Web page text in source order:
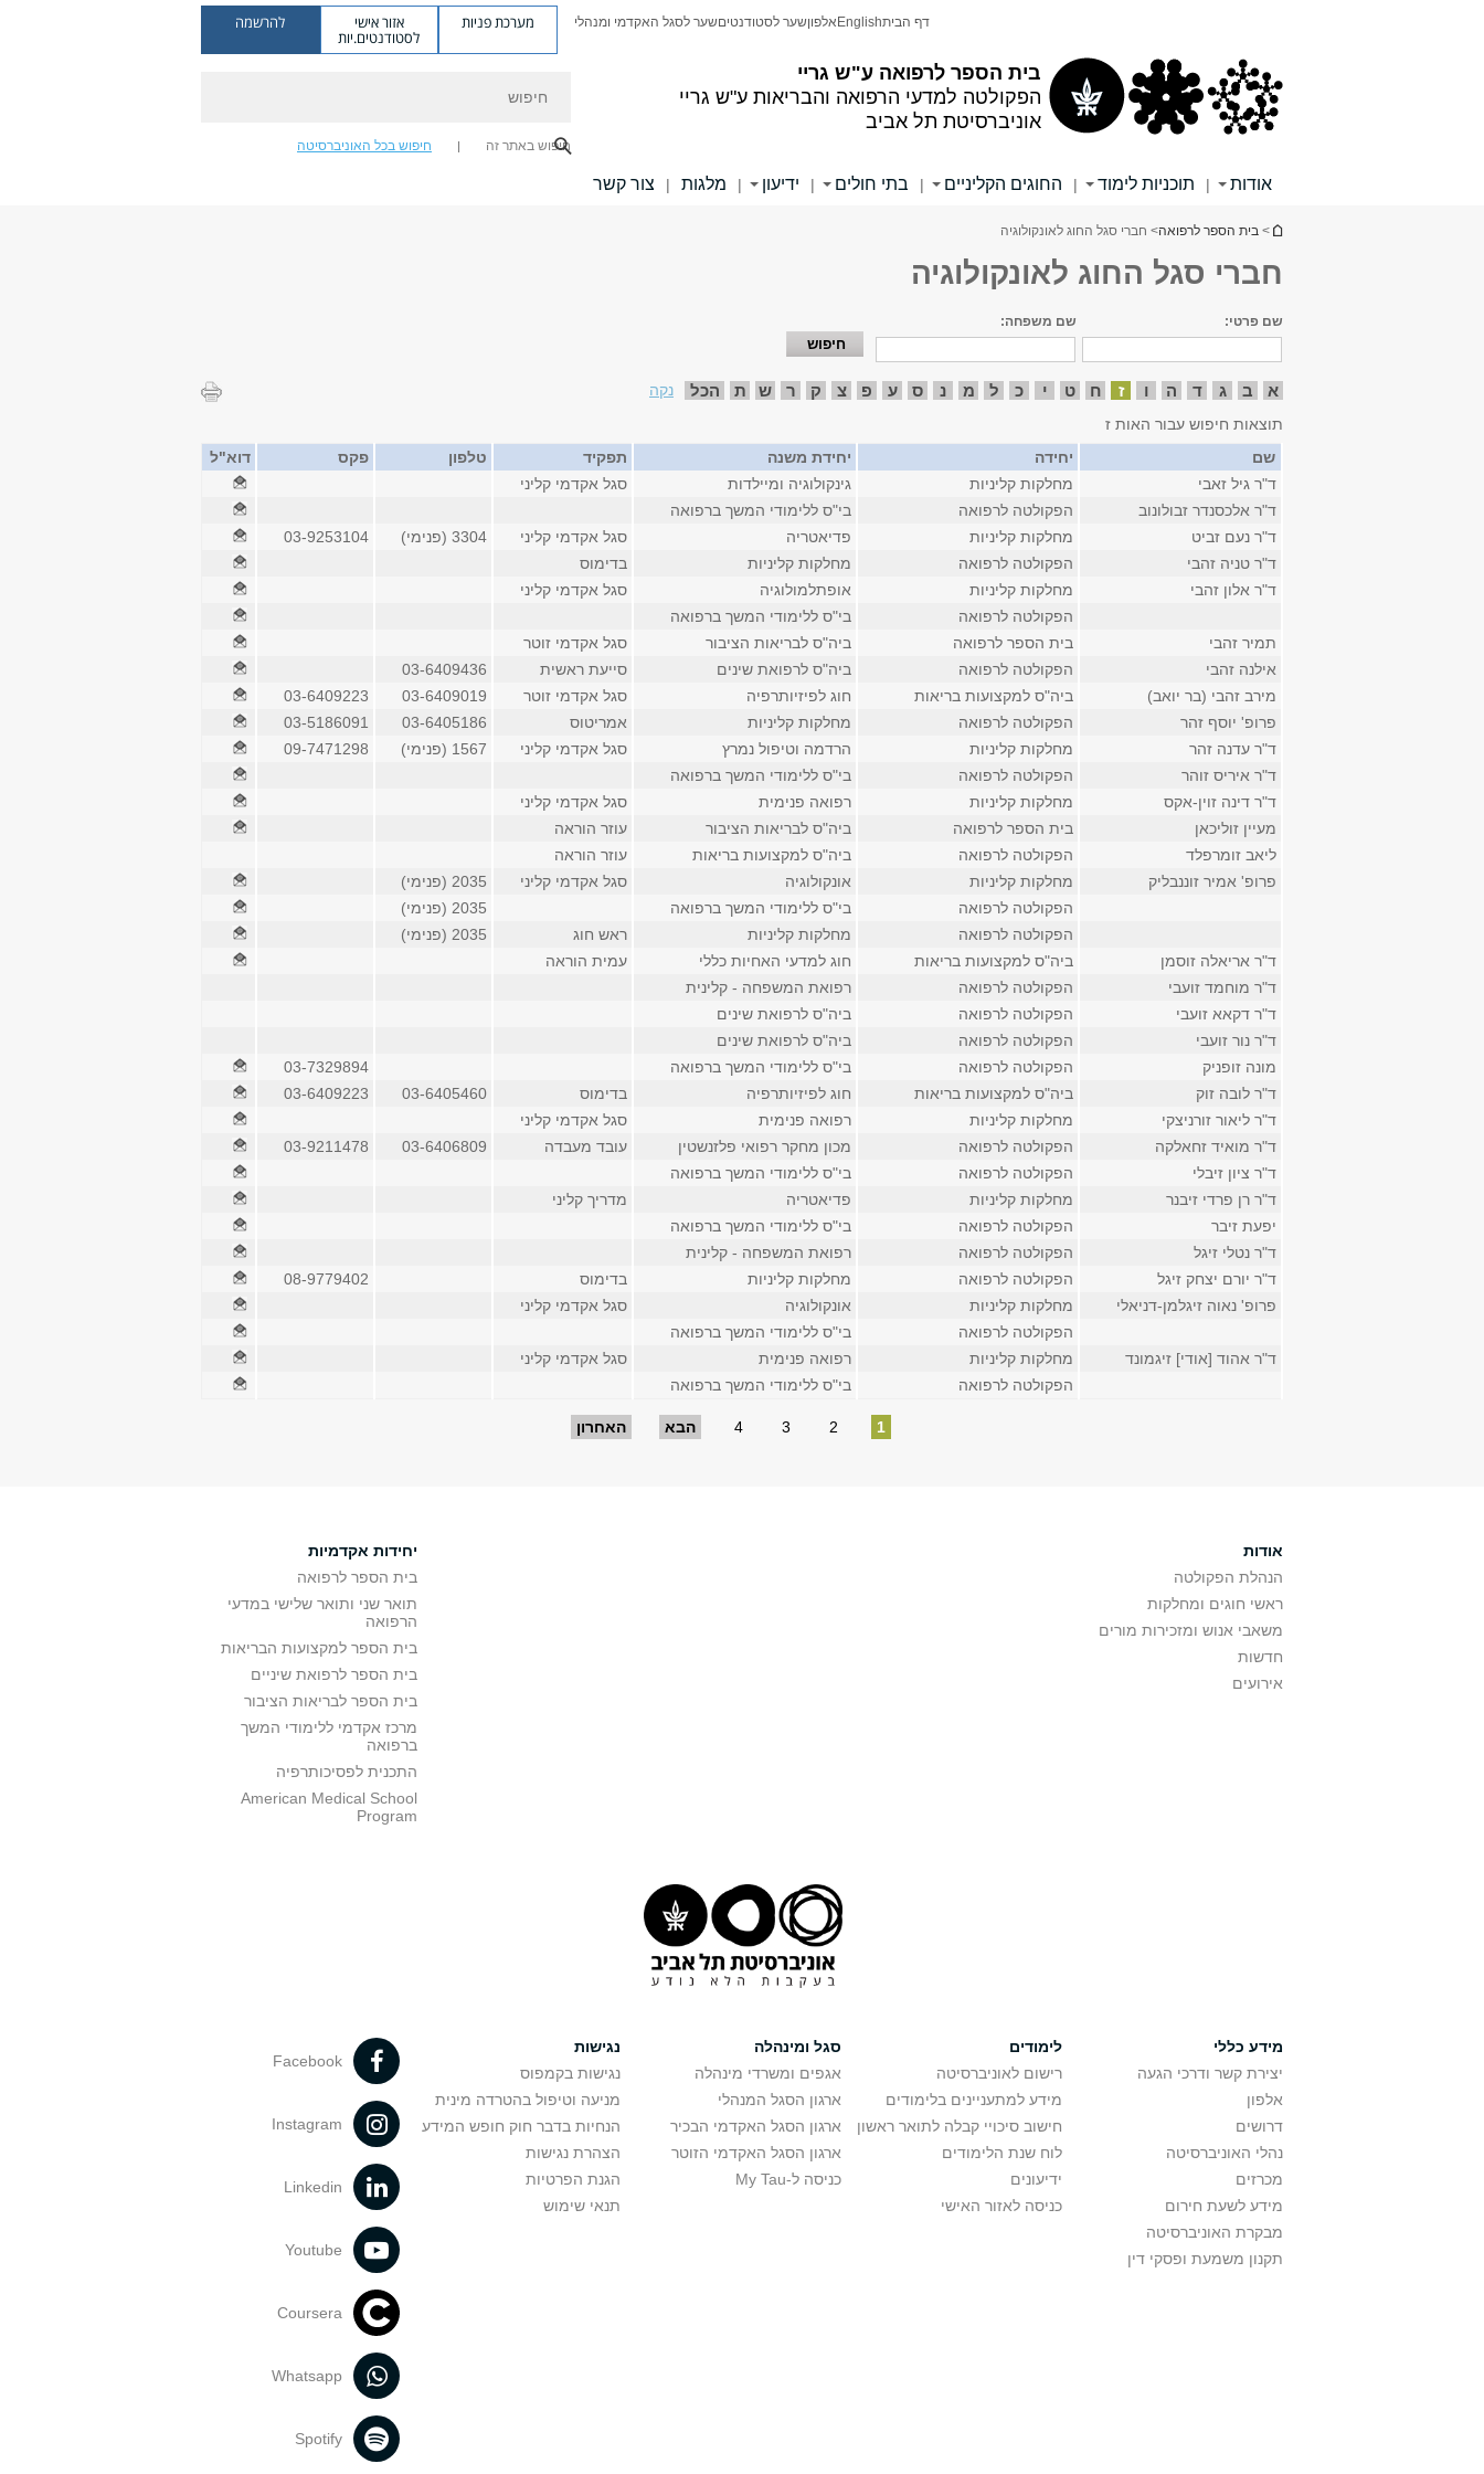
בית הספר לרפואה ע"ש גריי
הפקולטה למדעי הרפואה והבריאות ע"ש גריי
אוניברסיטת תל אביב
דף הביתEnglish אלפוןשער לסטודנטיםשער לסגל האקדמי ומנהלי מערכת פניות אזור אישי
לסטודנטים.יות
להרשמה
חיפוש באתר זה חיפוש בכל האוניברסיטה
אודות | תוכניות לימוד | החוגים הקליניים | בתי חולים | ידיעון | מלגות | צור קשר
הינך נמצא כאן
> בית הספר לרפואה> חברי סגל החוג לאונקולוגיה
חברי סגל החוג לאונקולוגיה
שם פרטי: שם משפחה:
א ב ג ד ה ו ז ח ט י כ ל מ נ ס ע פ צ ק ר ש ת הכל
נקה
תוצאות חיפוש עבור האות ז
שם
יחידה יחידת משנה תפקיד טלפון פקס
דוא"ל
ד"ר גיל זאבי
מחלקות קליניות גינקולוגיה ומיילדות
סגל אקדמי קליני
ד"ר אלכסנדר זבולונוב
הפקולטה לרפואה
בי"ס ללימודי המשך ברפואה
ד"ר נעם זביט
מחלקות קליניות פדיאטריה סגל אקדמי קליני 3304 (פנימי)
03-9253104
ד"ר טניה זהבי
הפקולטה לרפואה מחלקות קליניות
בדימוס
ד"ר אלון זהבי
מחלקות קליניות אופתלמולוגיה
סגל אקדמי קליני
הפקולטה לרפואה
בי"ס ללימודי המשך ברפואה
תמיר זהבי
בית הספר לרפואה ביה"ס לבריאות הציבור
סגל אקדמי זוטר
אילנה זהבי
הפקולטה לרפואה ביה"ס לרפואת שינים סייעת ראשית
03-6409436
מירב זהבי (בר יואב)
ביה"ס למקצועות בריאות חוג לפיזיותרפיה סגל אקדמי זוטר 03-6409019
03-6409223
פרופ' יוסף זהר
הפקולטה לרפואה מחלקות קליניות אמריטוס 03-6405186
03-5186091
ד"ר עדנה זהר
מחלקות קליניות הרדמה וטיפול נמרץ סגל אקדמי קליני 1567 (פנימי)
09-7471298
ד"ר איריס זוהר
הפקולטה לרפואה
בי"ס ללימודי המשך ברפואה
ד"ר דינה זוין-אקס
מחלקות קליניות רפואה פנימית
סגל אקדמי קליני
מעיין זוליכאן
בית הספר לרפואה ביה"ס לבריאות הציבור
עוזר הוראה
ליאב זומרפלד
הפקולטה לרפואה ביה"ס למקצועות בריאות
עוזר הוראה
פרופ' אמיר זוננבליק
מחלקות קליניות אונקולוגיה סגל אקדמי קליני
2035 (פנימי)
הפקולטה לרפואה
בי"ס ללימודי המשך ברפואה
2035 (פנימי)
הפקולטה לרפואה
מחלקות קליניות ראש חוג
2035 (פנימי)
ד"ר אריאלה זוסמן
ביה"ס למקצועות בריאות חוג למדעי האחיות כללי
עמית הוראה
ד"ר מוחמד זועבי
הפקולטה לרפואה
רפואת המשפחה - קלינית
ד"ר דקאא זועבי
הפקולטה לרפואה
ביה"ס לרפואת שינים
ד"ר נור זועבי
הפקולטה לרפואה
ביה"ס לרפואת שינים
מונה זופניק
הפקולטה לרפואה בי"ס ללימודי המשך ברפואה
03-7329894
ד"ר לובה זוק
ביה"ס למקצועות בריאות חוג לפיזיותרפיה בדימוס 03-6405460
03-6409223
ד"ר ליאור זורניצקי
מחלקות קליניות רפואה פנימית
סגל אקדמי קליני
ד"ר מואיד זחאלקה
הפקולטה לרפואה מכון מחקר רפואי פלזנשטין עובד מעבדה 03-6406809
03-9211478
ד"ר ציון זיבלי
הפקולטה לרפואה
בי"ס ללימודי המשך ברפואה
ד"ר רן פרדי זיבנר
מחלקות קליניות פדיאטריה
מדריך קליני
יפעת זיבר
הפקולטה לרפואה
בי"ס ללימודי המשך ברפואה
ד"ר נטלי זיגל
הפקולטה לרפואה
רפואת המשפחה - קלינית
ד"ר יורם יצחק זיגל
הפקולטה לרפואה מחלקות קליניות בדימוס
08-9779402
פרופ' נאוה זיגלמן-דניאלי
מחלקות קליניות אונקולוגיה
סגל אקדמי קליני
הפקולטה לרפואה
בי"ס ללימודי המשך ברפואה
ד"ר אהוד [אודי] זיגמונד
מחלקות קליניות רפואה פנימית
סגל אקדמי קליני
הפקולטה לרפואה
בי"ס ללימודי המשך ברפואה
1
2
3
4 הבא האחרון
אודות
הנהלת הפקולטה
ראשי חוגים ומחלקות
משאבי אנוש ומזכירות מורים
חדשות
אירועים
יחידות אקדמיות
בית הספר לרפואה
תואר שני ותואר שלישי במדעי
הרפואה
בית הספר למקצועות הבריאות
בית הספר לרפואת שיניים
בית הספר לבריאות הציבור
מרכז אקדמי ללימודי המשך
ברפואה
התכנית לפסיכותרפיה
American Medical School
Program
מידע כללי
יצירת קשר ודרכי הגעה
אלפון
דרושים
נהלי האוניברסיטה
מכרזים
מידע לשעת חירום
מבקרת האוניברסיטה
תקנון משמעת ופסקי דין
לימודים
רישום לאוניברסיטה
מידע למתעניינים בלימודים
חישוב סיכויי קבלה לתואר ראשון
לוח שנת הלימודים
ידיעונים
כניסה לאזור האישי
סגל ומינהלה
אגפים ומשרדי מינהלה
ארגון הסגל המנהלי
ארגון הסגל האקדמי הבכיר
ארגון הסגל האקדמי הזוטר
כניסה ל-My Tau
נגישות
נגישות בקמפוס
מניעה וטיפול בהטרדה מינית
הנחיות בדבר חוק חופש המידע
הצהרת נגישות
הגנת הפרטיות
תנאי שימוש
Facebook
Instagram
Linkedin
Youtube
Coursera
Whatsapp
Spotify